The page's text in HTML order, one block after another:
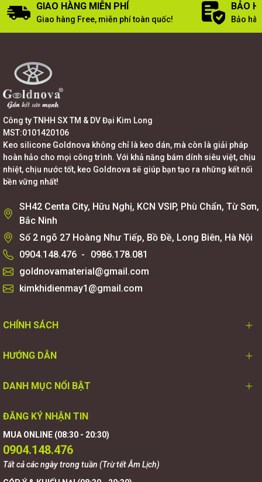
GIAO HÀNG MIỄN PHÍ
Giao hàng Free, miễn phí toàn quốc!
BẢO
Bảo
Công ty TNHH SX TM & DV Đại Kim Long
MST:0101420106
Keo silicone Goldnova không chỉ là keo dán, mà còn là giải pháp
hoàn hảo cho mọi công trình. Với khả năng bám dính siêu việt, chịu
nhiệt, chịu nước tốt, keo Goldnova sẽ giúp bạn tạo ra những kết nối
bền vững nhất!
SH42 Centa City, Hữu Nghị, KCN VSIP, Phù Chẩn, Từ Sơn,
Bắc Ninh
Số 2 ngõ 27 Hoàng Như Tiếp, Bồ Đề, Long Biên, Hà Nội
0904.148.476 -
0986.178.081
goldnovamaterial@gmail.com
kimkhidienmay1@gmail.com
CHÍNH SÁCH
HƯỚNG DẪN
DANH MỤC NỔI BẬT
ĐĂNG KÝ NHẬN TIN
MUA ONLINE (08:30 - 20:30)
0904.148.476
Tất cả các ngày trong tuần (Trừ tết Âm Lịch)